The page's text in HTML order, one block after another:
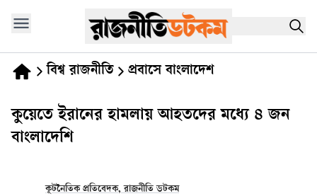
বিশ্ব রাজনীতি প্রবাসে বাংলাদেশ
কুয়েতে ইরানের হামলায় আহতদের মধ্যে ৪ জন
বাংলাদেশি
কূটনৈতিক প্রতিবেদক, রাজনীতি ডটকম